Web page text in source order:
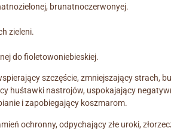
brunatnoczerwonyej.
zieleni.
do fioletowoniebieskiej.
szczęście, zmniejszający strach,
huśtawki nastrojów, uspokajający
i zapobiegający koszmarom.
ochronny, odpychający złe uroki,